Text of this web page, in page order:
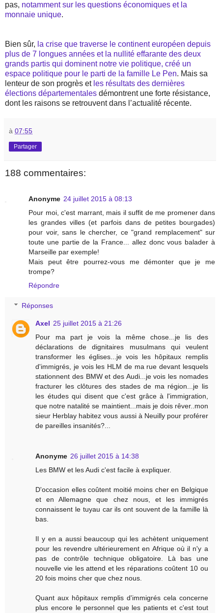
pas, notamment sur les questions économiques et la
monnaie unique.
Bien sûr, la crise que traverse le continent européen depuis
plus de 7 longues années et la nullité effarante des deux
grands partis qui dominent notre vie politique, créé un
espace politique pour le parti de la famille Le Pen. Mais sa
lenteur de son progrès et les résultats des dernières
élections départementales démontrent une forte résistance,
dont les raisons se retrouvent dans l’actualité récente.
à 07:55
Partager
188 commentaires:
Anonyme 24 juillet 2015 à 08:13
Pour moi, c'est marrant, mais il suffit de me promener dans
les grandes villes (et parfois dans de petites bourgades)
pour voir, sans le chercher, ce "grand remplacement" sur
toute une partie de la France... allez donc vous balader à
Marseille par exemple!
Mais peut être pourrez-vous me démonter que je me
trompe?
Répondre
Réponses
Axel 25 juillet 2015 à 21:26
Pour ma part je vois la même chose...je lis des
déclarations de dignitaires musulmans qui veulent
transformer les églises...je vois les hôpitaux remplis
d'immigrés, je vois les HLM de ma rue devant lesquels
stationnent des BMW et des Audi...je vois les nomades
fracturer les clôtures des stades de ma région...je lis
les études qui disent que c'est grâce à l'immigration,
que notre natalité se maintient...mais je dois rêver..mon
sieur Herblay habitez vous aussi à Neuilly pour proférer
de pareilles insanités?...
Anonyme 26 juillet 2015 à 14:38
Les BMW et les Audi c'est facile à expliquer.
D'occasion elles coûtent moitié moins cher en Belgique
et en Allemagne que chez nous, et les immigrés
connaissent le tuyau car ils ont souvent de la famille là
bas.
Il y en a aussi beaucoup qui les achètent uniquement
pour les revendre ultérieurement en Afrique où il n'y a
pas de contrôle technique obligatoire. Là bas une
nouvelle vie les attend et les réparations coûtent 10 ou
20 fois moins cher que chez nous.
Quant aux hôpitaux remplis d'immigrés cela concerne
plus encore le personnel que les patients et c'est tout